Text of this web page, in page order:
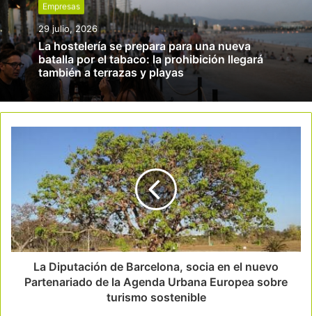
Empresas
29 julio, 2026
La hostelería se prepara para una nueva
batalla por el tabaco: la prohibición llegará
también a terrazas y playas
La Diputación de Barcelona, socia en el nuevo
Partenariado de la Agenda Urbana Europea sobre
turismo sostenible